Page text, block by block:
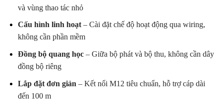
và vùng thao tác nhỏ
Cấu hình linh hoạt– Cài đặt chế độ hoạt động qua wiring,
không cần phần mềm
Đồng bộ quang học– Giữa bộ phát và bộ thu, không cần dây
đồng bộ riêng
Lắp đặt đơn giản – Kết nối M12 tiêu chuẩn, hỗ trợ cáp dài
đến 100 m